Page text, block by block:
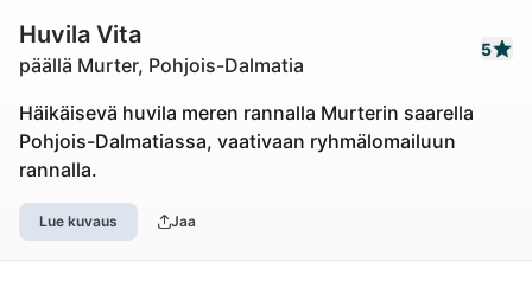
Huvila Vita
päällä Murter, Pohjois-Dalmatia
5
Häikäisevä huvila meren rannalla Murterin saarella
Pohjois-Dalmatiassa, vaativaan ryhmälomailuun
rannalla.
Lue kuvaus Jaa